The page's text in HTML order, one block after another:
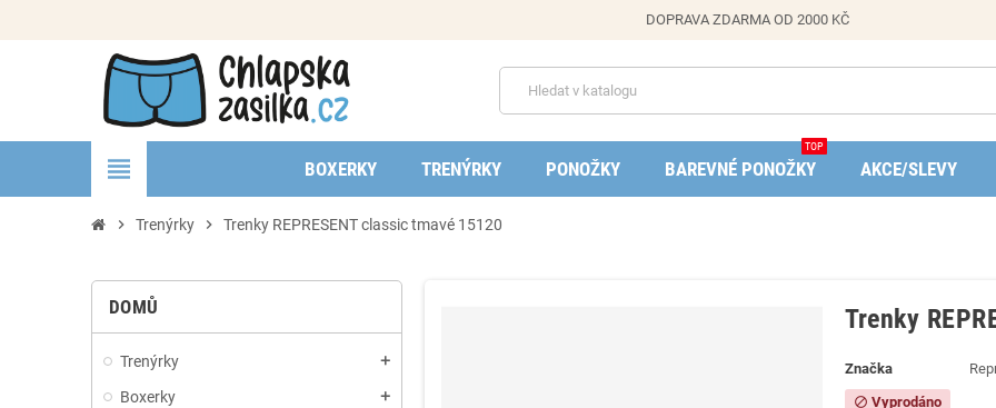
DOPRAVA ZDARMA OD 2000 KČ
view_headline BOXERKY TRENÝRKY PONOŽKY BAREVNÉ PONOŽKY
TOP
AKCE/SLEVY
chevron_right Trenýrky chevron_right Trenky REPRESENT classic tmavé 15120
DOMŮ
Trenýrky add
Boxerky add
Trenky
Značka
block Vyprodáno